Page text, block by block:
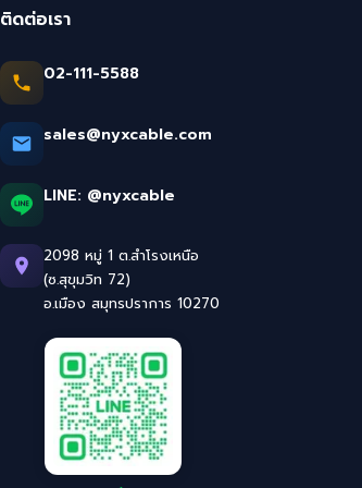
ติดต่อเรา
02-111-5588
sales@nyxcable.com
LINE: @nyxcable
2098 หมู่ 1 ต.สำโรงเหนือ
(ซ.สุขุมวิท 72)
อ.เมือง สมุทรปราการ 10270